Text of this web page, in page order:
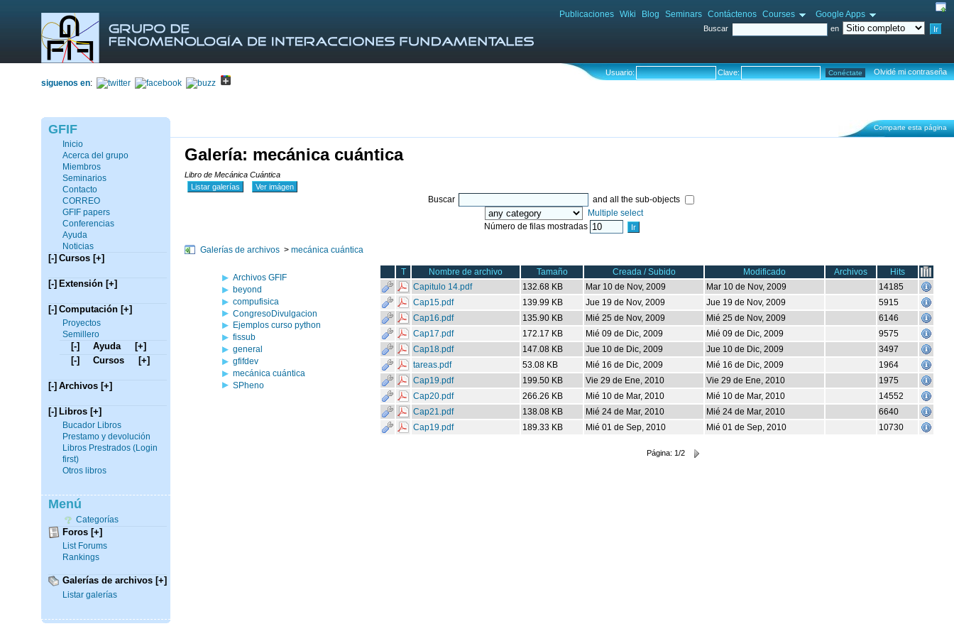
Buscar en
Publicaciones Wiki Blog Seminars Contáctenos Courses Google Apps
Usuario: Clave: Olvidé mi contraseña
siguenos en:
Comparte esta página
Galería: mecánica cuántica
Libro de Mecánica Cuántica
Listar galerías
Ver imágen
Buscar
and all the sub-objects
Multiple select
Número de filas mostradas
Galerías de archivos > mecánica cuántica
Archivos GFIF
beyond
compufisica
CongresoDivulgacion
Ejemplos curso python
fissub
general
gfifdev
mecánica cuántica
SPheno
T Nombre de archivo Tamaño Creada / Subido Modificado Archivos
Hits
Capitulo 14.pdf
132.68 KB Mar 10 de Nov, 2009 Mar 10 de Nov, 2009
14185
Cap15.pdf
139.99 KB Jue 19 de Nov, 2009 Jue 19 de Nov, 2009
5915
Cap16.pdf
135.90 KB Mié 25 de Nov, 2009 Mié 25 de Nov, 2009
6146
Cap17.pdf
172.17 KB Mié 09 de Dic, 2009 Mié 09 de Dic, 2009
9575
Cap18.pdf
147.08 KB Jue 10 de Dic, 2009 Jue 10 de Dic, 2009
3497
tareas.pdf
53.08 KB Mié 16 de Dic, 2009 Mié 16 de Dic, 2009
1964
Cap19.pdf
199.50 KB Vie 29 de Ene, 2010 Vie 29 de Ene, 2010
1975
Cap20.pdf
266.26 KB Mié 10 de Mar, 2010 Mié 10 de Mar, 2010
14552
Cap21.pdf
138.08 KB Mié 24 de Mar, 2010 Mié 24 de Mar, 2010
6640
Cap19.pdf
189.33 KB Mié 01 de Sep, 2010 Mié 01 de Sep, 2010 10730
Página: 1/2
GFIF
Inicio
Acerca del grupo
Miembros
Seminarios
Contacto
CORREO
GFIF papers
Conferencias
Ayuda
Noticias
[-] Cursos [+]
[-] Extensión [+]
[-] Computación [+]
Proyectos
Semillero
[-] Ayuda
[+]
[-]
Cursos [+]
[-] Archivos [+]
[-] Libros [+]
Bucador Libros
Prestamo y devolución
Libros Prestrados (Login
first)
Otros libros
Menú
Categorías
Foros [+]
List Forums
Rankings
Galerías de archivos [+]
Listar galerías